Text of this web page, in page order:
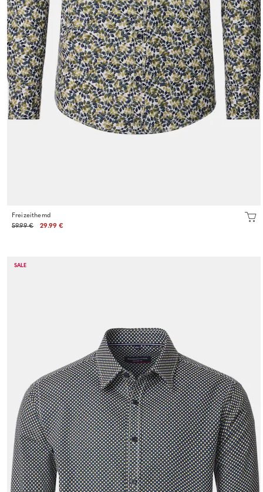
Freizeithemd
59.99 €
29.99 €
SALE